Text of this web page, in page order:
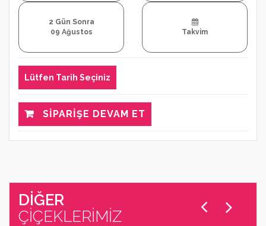
2 Gün Sonra
09 Ağustos
Takvim
Lütfen Tarih Seçiniz
SIPARIŞE DEVAM ET
DİĞER
ÇİÇEKLERİMİZ